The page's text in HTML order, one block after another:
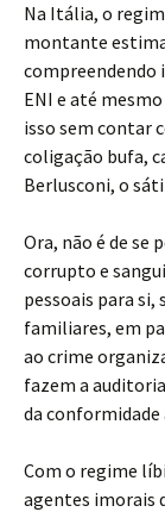
Na Itália, o
montante
compreendendo
ENI e até
isso sem contar
coligação bufa,
Berlusconi, o
Ora, não é de
corrupto e
pessoais para si,
familiares, em
ao crime
fazem a
da conformidade
Com o regime
agentes imorais